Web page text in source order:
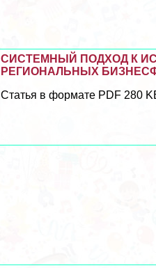
СИСТЕМНЫЙ ПОДХОД К
РЕГИОНАЛЬНЫХ
Статья в формате PDF 280